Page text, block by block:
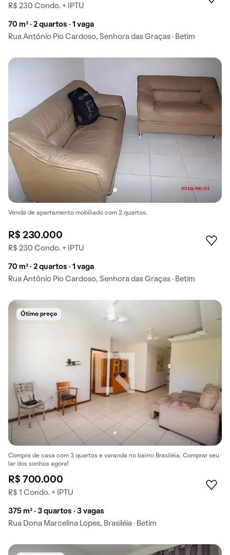
R$ 230 Condo. + IPTU
70 m² · 2 quartos · 1 vaga
Rua Antônio Pio Cardoso, Senhora das Graças · Betim
Venda de apartamento mobiliado com 2 quartos.
R$ 230.000
R$ 230 Condo. + IPTU
70 m² · 2 quartos · 1 vaga
Rua Antônio Pio Cardoso, Senhora das Graças · Betim
Ótimo preço
Compra de casa com 3 quartos e varanda no bairro Brasiléia. Comprar seu
lar dos sonhos agora!
R$ 700.000
R$ 1 Condo. + IPTU
375 m² · 3 quartos · 3 vagas
Rua Dona Marcelina Lopes, Brasiléia · Betim